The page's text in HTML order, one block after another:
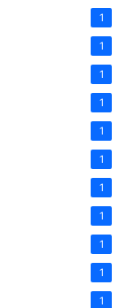
1
1
1
1
1
1
1
1
1
1
1